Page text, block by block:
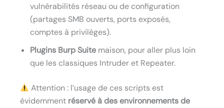
vulnérabilités réseau ou de configuration
(partages SMB ouverts, ports exposés,
comptes à privilèges).
Plugins Burp Suite maison, pour aller plus loin
que les classiques Intruder et Repeater.
Attention : l’usage de ces scripts est
évidemment réservé à des environnements de